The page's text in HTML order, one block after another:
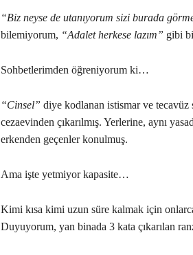
“Biz neyse de utanıyorum sizi burada
bilemiyorum, “Adalet herkese lazım” gibi
Sohbetlerimden öğreniyorum ki…
“Cinsel” diye kodlanan istismar ve tecavüz
cezaevinden çıkarılmış. Yerlerine, aynı
erkenden geçenler konulmuş.
Ama işte yetmiyor kapasite…
Kimi kısa kimi uzun süre kalmak için
Duyuyorum, yan binada 3 kata çıkarılan